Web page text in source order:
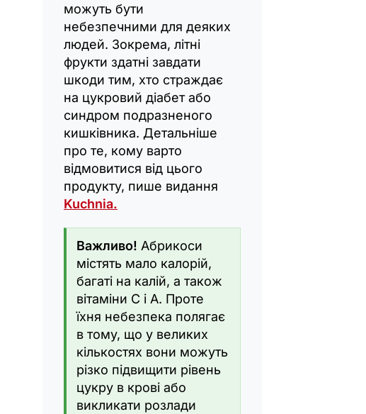
можуть бути
небезпечними для деяких
людей. Зокрема, літні
фрукти здатні завдати
шкоди тим, хто страждає
на цукровий діабет або
синдром подразненого
кишківника. Детальніше
про те, кому варто
відмовитися від цього
продукту, пише видання
Kuchnia.
Важливо! Абрикоси
містять мало калорій,
багаті на калій, а також
вітаміни С і А. Проте
їхня небезпека полягає
в тому, що у великих
кількостях вони можуть
різко підвищити рівень
цукру в крові або
викликати розлади